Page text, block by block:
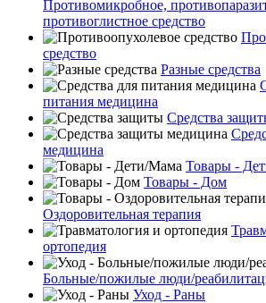
Противомикробное,
противоглистное средство
средство
Разные средства
питания медицина
Средства
медицина
Товары -
Товары - Дом
Оздоровительная терапия
ортопедия
Больные/пожилые люди/
Уход - Раны